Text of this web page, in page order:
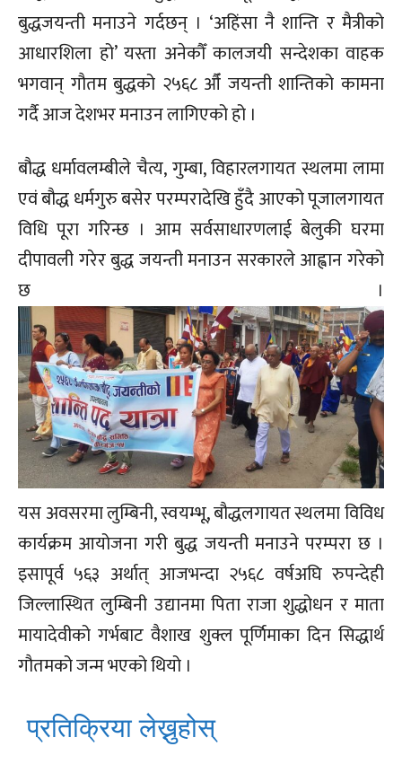
बुद्धजयन्ती मनाउने गर्दछन् । ‘अहिंसा नै शान्ति र मैत्रीको
आधारशिला हो’ यस्ता अनेकौँ कालजयी सन्देशका वाहक
भगवान् गौतम बुद्धको २५६८ औँ जयन्ती शान्तिको कामना
गर्दै आज देशभर मनाउन लागिएको हो ।
बौद्ध धर्मावलम्बीले चैत्य, गुम्बा, विहारलगायत स्थलमा लामा
एवं बौद्ध धर्मगुरु बसेर परम्परादेखि हुँदै आएको पूजालगायत
विधि पूरा गरिन्छ । आम सर्वसाधारणलाई बेलुकी घरमा
दीपावली गरेर बुद्ध जयन्ती मनाउन सरकारले आह्वान गरेको
छ ।
यस अवसरमा लुम्बिनी, स्वयम्भू, बौद्धलगायत स्थलमा विविध
कार्यक्रम आयोजना गरी बुद्ध जयन्ती मनाउने परम्परा छ ।
इसापूर्व ५६३ अर्थात् आजभन्दा २५६८ वर्षअघि रुपन्देही
जिल्लास्थित लुम्बिनी उद्यानमा पिता राजा शुद्धोधन र माता
मायादेवीको गर्भबाट वैशाख शुक्ल पूर्णिमाका दिन सिद्धार्थ
गौतमको जन्म भएको थियो ।
प्रतिक्रिया लेख्नुहोस्